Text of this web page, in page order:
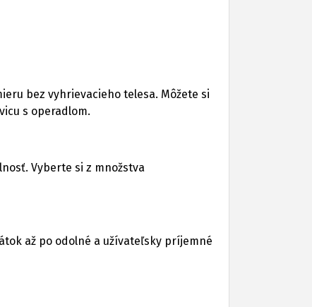
bez vyhrievacieho telesa. Môžete si
s operadlom.
Vyberte si z množstva
až po odolné a užívateľsky príjemné